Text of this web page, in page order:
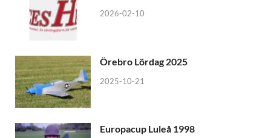
2026-02-10
Örebro Lördag 2025
2025-10-21
Europacup Luleå 1998